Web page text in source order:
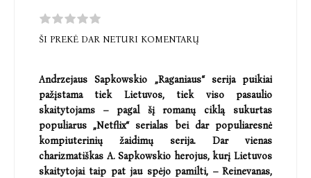
ŠI PREKĖ DAR NETURI KOMENTARŲ
Andrzejaus Sapkowskio „Raganiaus“ serija puikiai
pažįstama tiek Lietuvos, tiek viso pasaulio
skaitytojams – pagal šį romanų ciklą sukurtas
populiarus „Netflix“ serialas bei dar populiaresnė
kompiuterinių žaidimų serija. Dar vienas
charizmatiškas A. Sapkowskio herojus, kurį Lietuvos
skaitytojai taip pat jau spėjo pamilti, – Reinevanas,